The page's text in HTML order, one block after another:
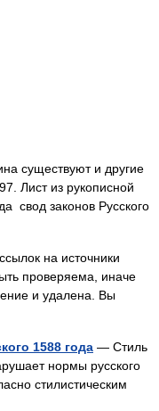
существуют и другие
Лист из рукописной
свод законов Русского
на источники
проверяема, иначе
и удалена. Вы
1588 года — Стиль
нормы русского
стилистическим